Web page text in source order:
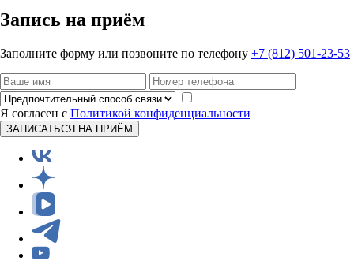
Запись на приём
Заполните форму или позвоните по телефону +7 (812) 501-23-53
Я согласен с Политикой конфиденциальности
ЗАПИСАТЬСЯ НА ПРИЁМ